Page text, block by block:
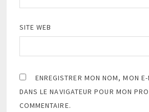
SITE WEB
ENREGISTRER MON NOM, MON
DANS LE NAVIGATEUR POUR MON
COMMENTAIRE.